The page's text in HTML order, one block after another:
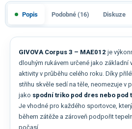
Popis Podobné (16) Diskuze
GIVOVA Corpus 3 – MAE012 je
dlouhým rukávem určené jako základní
aktivity v průběhu celého roku. Díky
střihu skvěle sedí na těle, neomezuje v
jako spodní triko pod dres nebo pod
Je vhodné pro každého sportovce,
během zátěže a zároveň podpořit
počasí.